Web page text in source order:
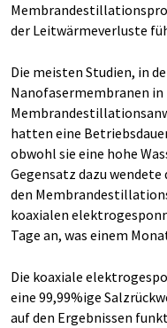
der Leitwärmeverluste
Die meisten Studien, in
Nanofasermembranen in
hatten eine
obwohl sie eine hohe
Gegensatz dazu wendete
den
koaxialen
Tage an, was einem
Die koaxiale
eine 99,99%ige
auf den Ergebnissen